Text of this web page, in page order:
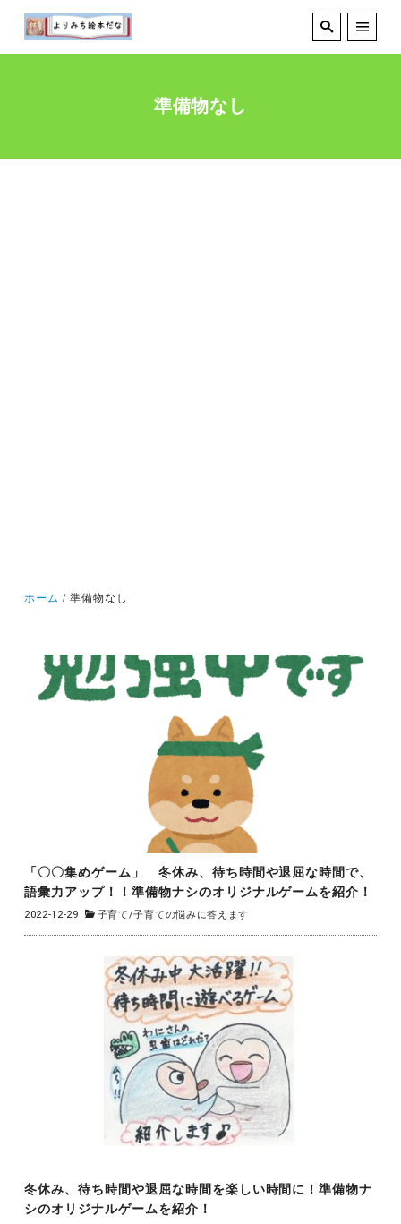
準備物なし
ホーム 準備物なし
「〇〇集めゲーム」 冬休み、待ち時間や退屈な時間で、
語彙力アップ！！準備物ナシのオリジナルゲームを紹介！
2022-12-29 子育て/子育ての悩みに答えます
冬休み、待ち時間や退屈な時間を楽しい時間に！準備物ナ
シのオリジナルゲームを紹介！